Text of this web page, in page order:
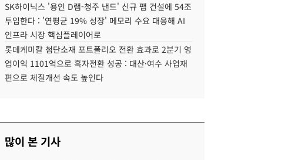
SK하이닉스 '용인 D램-청주 낸드' 신규 팹 건설에 54조
투입한다 : '연평균 19% 성장' 메모리 수요 대응해 AI
인프라 시장 핵심플레이어로
롯데케미칼 첨단소재 포트폴리오 전환 효과로 2분기 영
업이익 1101억으로 흑자전환 성공 : 대산·여수 사업재
편으로 체질개선 속도 높인다
많이 본 기사